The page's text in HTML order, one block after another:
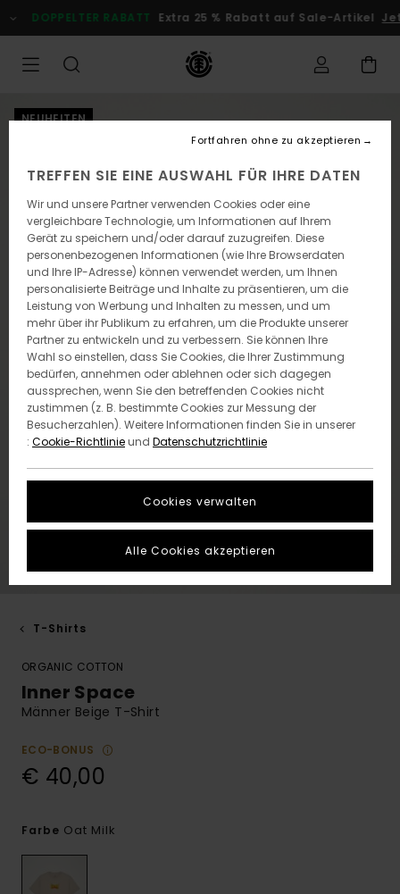
zur
Produktinformation
DOPPELTER RABATT Extra 25 % Rabatt auf Sale-Artikel
NEUHEITEN
T-Shirts
ORGANIC COTTON
Inner Space
Männer Beige T-Shirt
ECO-BONUS
€ 40,00
Farbe Oat Milk
TREFFEN SIE EINE AUSWAHL FÜR IHRE DATEN
Wir und unsere Partner verwenden Cookies oder eine
vergleichbare Technologie, um Informationen auf Ihrem
Gerät zu speichern und/oder darauf zuzugreifen. Diese
personenbezogenen Informationen (wie Ihre Browserdaten
und Ihre IP-Adresse) können verwendet werden, um Ihnen
personalisierte Beiträge und Inhalte zu präsentieren, um die
Leistung von Werbung und Inhalten zu messen, und um
mehr über ihr Publikum zu erfahren, um die Produkte unserer
Partner zu entwickeln und zu verbessern. Sie können Ihre
Wahl so einstellen, dass Sie Cookies, die Ihrer Zustimmung
bedürfen, annehmen oder ablehnen oder sich dagegen
aussprechen, wenn Sie den betreffenden Cookies nicht
zustimmen (z. B. bestimmte Cookies zur Messung der
Besucherzahlen). Weitere Informationen finden Sie in unserer
: Cookie-Richtlinieund Datenschutzrichtlinie
Cookies verwalten
Fortfahren ohne zu akzeptieren
Alle Cookies akzeptieren